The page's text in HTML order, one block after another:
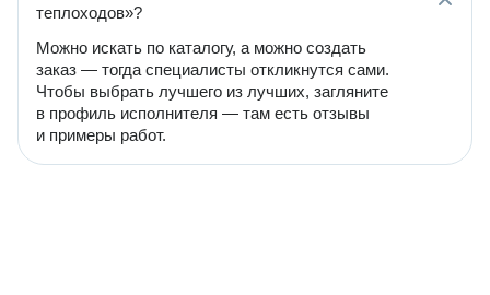
теплоходов»?
Можно искать по каталогу, а можно создать
заказ — тогда специалисты откликнутся сами.
Чтобы выбрать лучшего из лучших, загляните
в профиль исполнителя — там есть отзывы
и примеры работ.